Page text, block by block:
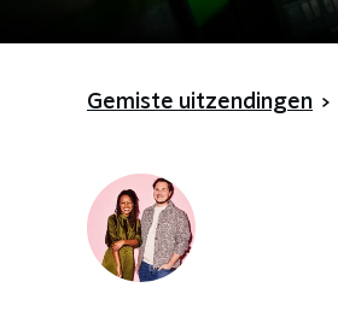
Gemiste uitzendingen